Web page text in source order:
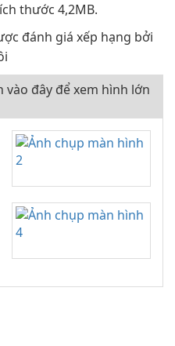
thước 4,2MB.
đánh giá xếp hạng bởi
đây để xem hình lớn